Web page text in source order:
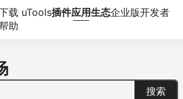
载 uTools插件应用生态企业版开发者
助
搜索